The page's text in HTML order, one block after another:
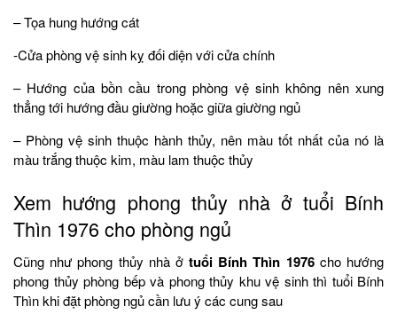
– Tọa hung hướng cát
-Cửa phòng vệ sinh kỵ đối diện với cửa chính
– Hướng của bồn cầu trong phòng vệ sinh không nên xung
thẳng tới hướng đầu giường hoặc giữa giường ngủ
– Phòng vệ sinh thuộc hành thủy, nên màu tốt nhất của nó là
màu trắng thuộc kim, màu lam thuộc thủy
Xem hướng phong thủy nhà ở tuổi Bính
Thìn 1976 cho phòng ngủ
Cũng như phong thủy nhà ởtuổi Bính Thìn 1976cho hướng
phong thủy phòng bếp và phong thủy khu vệ sinh thì tuổi Bính
Thìn khi đặt phòng ngủ cần lưu ý các cung sau